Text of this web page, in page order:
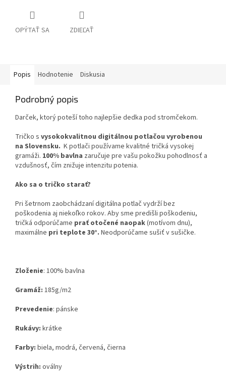
OPÝTAŤ SA ZDIEĽAŤ
Popis Hodnotenie Diskusia
Podrobný popis
Darček, ktorý poteší toho najlepšie dedka pod stromčekom.
Tričko s vysokokvalitnou digitálnou potlačou vyrobenou
na Slovensku. K potlači používame kvalitné tričká vysokej
gramáži. 100% bavlna zaručuje pre vašu pokožku pohodlnosť a
vzdušnosť, čím znižuje intenzitu potenia.
Ako sa o tričko starať?
Pri šetrnom zaobchádzaní digitálna potlač vydrží bez
poškodenia aj niekoľko rokov. Aby sme predišli poškodeniu,
tričká odporúčame prať otočené naopak(motívom dnu),
maximálne pri teplote 30°. Neodporúčame sušiť v sušičke.
Zloženie: 100% bavlna
Gramáž: 185g/m2
Prevedenie: pánske
Rukávy: krátke
Farby: biela, modrá, červená, čierna
Výstrih: oválny